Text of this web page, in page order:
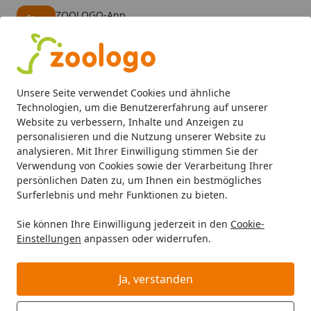
Unsere Seite verwendet Cookies und ähnliche
Technologien, um die Benutzererfahrung auf unserer
Website zu verbessern, Inhalte und Anzeigen zu
personalisieren und die Nutzung unserer Website zu
analysieren. Mit Ihrer Einwilligung stimmen Sie der
Verwendung von Cookies sowie der Verarbeitung Ihrer
persönlichen Daten zu, um Ihnen ein bestmögliches
Surferlebnis und mehr Funktionen zu bieten.
Sie können Ihre Einwilligung jederzeit in den Cookie-
Einstellungen anpassen oder widerrufen.
Ja, verstanden
ZOOLOGO-App
Alle Produkte
Mein Konto
Suchen
Startseite
Aquaristik Aquarieneinrichtung Aquarienbodengrund
ORBIT Naturkies fein
Aquarieneinrichtung